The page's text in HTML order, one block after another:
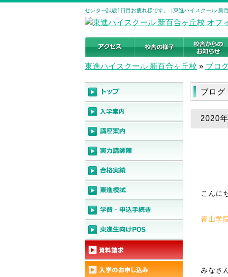
センター試験1日目お疲れ様です。 | 東進ハイスクール 新
東進ハイスクール 新百合ヶ丘校 » ブロ
ブログ
2020
こんに
青山学
みなさ